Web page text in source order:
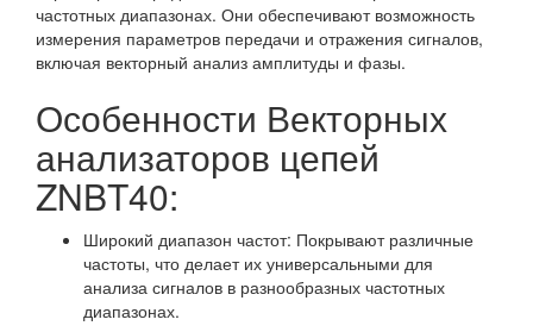
частотных диапазонах. Они обеспечивают возможность
измерения параметров передачи и отражения сигналов,
включая векторный анализ амплитуды и фазы.
Особенности Векторных
анализаторов цепей
ZNBT40:
Широкий диапазон частот: Покрывают различные
частоты, что делает их универсальными для
анализа сигналов в разнообразных частотных
диапазонах.